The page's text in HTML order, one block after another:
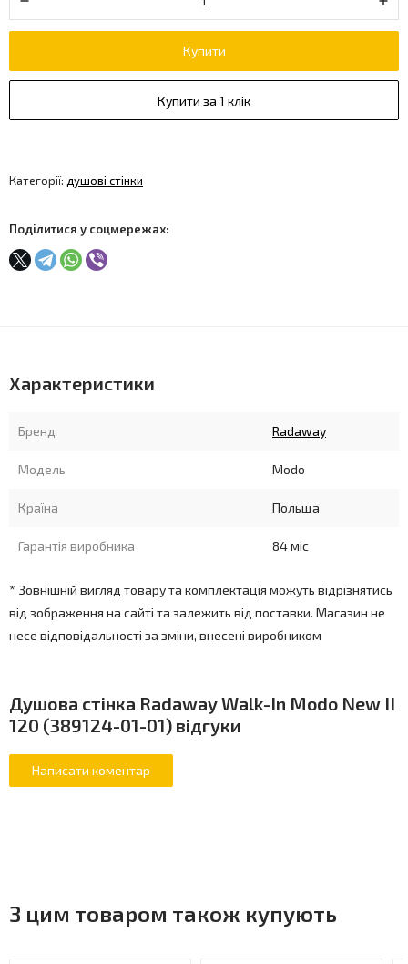
Купити
Купити за 1 клік
Категорії: душові стінки
Поділитися у соцмережах:
Характеристики
Бренд Radaway
Модель Modo
Країна Польща
Гарантія виробника 84 міс
* Зовнішній вигляд товару та комплектація можуть відрізнятись
від зображення на сайті та залежить від поставки. Магазин не
несе відповідальності за зміни, внесені виробником
Душова стінка Radaway Walk-In Modo New II
120 (389124-01-01) відгуки
З цим товаром також купують